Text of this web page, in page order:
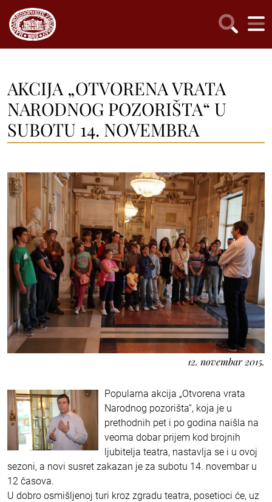
AKCIJA „OTVORENA VRATA
NARODNOG POZORIŠTA“ U
SUBOTU 14. NOVEMBRA
12. novembar 2015.
Popularna akcija „Otvorena vrata
Narodnog pozorišta“, koja je u
prethodnih pet i po godina naišla na
veoma dobar prijem kod brojnih
ljubitelja teatra, nastavlja se i u ovoj
sezoni, a novi susret zakazan je za subotu 14. novembar u
12 časova.
U dobro osmišljenoj turi kroz zgradu teatra, posetioci će, uz